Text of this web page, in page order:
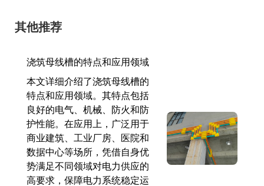
其他推荐
浇筑母线槽的特点和应用领域
本文详细介绍了浇筑母线槽的
特点和应用领域。其特点包括
良好的电气、机械、防火和防
护性能。在应用上，广泛用于
商业建筑、工业厂房、医院和
数据中心等场所，凭借自身优
势满足不同领域对电力供应的
高要求，保障电力系统稳定运